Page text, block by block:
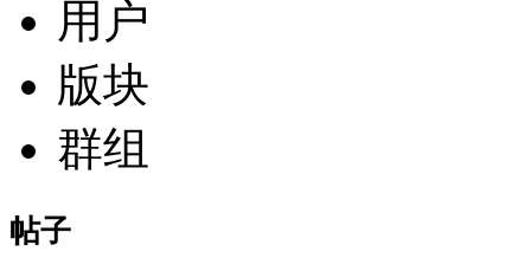
用户
版块
群组
帖子